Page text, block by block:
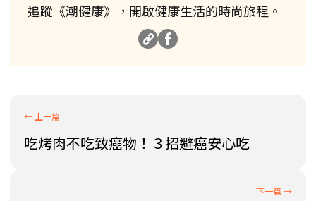
追蹤《潮健康》，開啟健康生活的時尚旅程。
吃烤肉不吃致癌物！３招避癌安心吃